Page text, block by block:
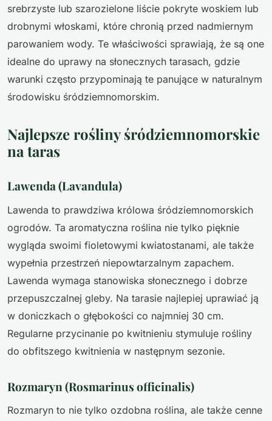
srebrzyste lub szarozielone liście pokryte woskiem lub
drobnymi włoskami, które chronią przed nadmiernym
parowaniem wody. Te właściwości sprawiają, że są one
idealne do uprawy na słonecznych tarasach, gdzie
warunki często przypominają te panujące w naturalnym
środowisku śródziemnomorskim.
Najlepsze rośliny śródziemnomorskie
na taras
Lawenda (Lavandula)
Lawenda to prawdziwa królowa śródziemnomorskich
ogrodów. Ta aromatyczna roślina nie tylko pięknie
wygląda swoimi fioletowymi kwiatostanami, ale także
wypełnia przestrzeń niepowtarzalnym zapachem.
Lawenda wymaga stanowiska słonecznego i dobrze
przepuszczalnej gleby. Na tarasie najlepiej uprawiać ją
w doniczkach o głębokości co najmniej 30 cm.
Regularne przycinanie po kwitnieniu stymuluje rośliny
do obfitszego kwitnienia w następnym sezonie.
Rozmaryn (Rosmarinus officinalis)
Rozmaryn to nie tylko ozdobna roślina, ale także cenne